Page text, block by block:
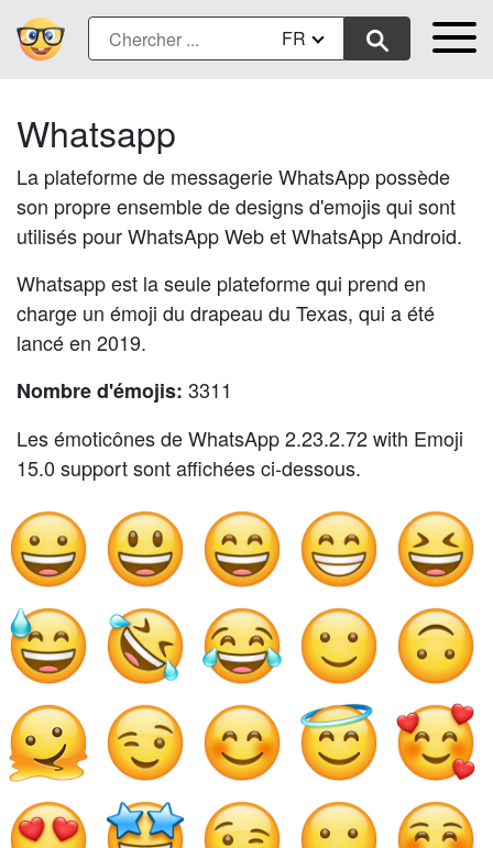
FR
Whatsapp
La plateforme de messagerie WhatsApp possède
son propre ensemble de designs d'emojis qui sont
utilisés pour WhatsApp Web et WhatsApp Android.
Whatsapp est la seule plateforme qui prend en
charge un émoji du drapeau du Texas, qui a été
lancé en 2019.
Nombre d'émojis: 3311
Les émoticônes de WhatsApp 2.23.2.72 with Emoji
15.0 support sont affichées ci-dessous.